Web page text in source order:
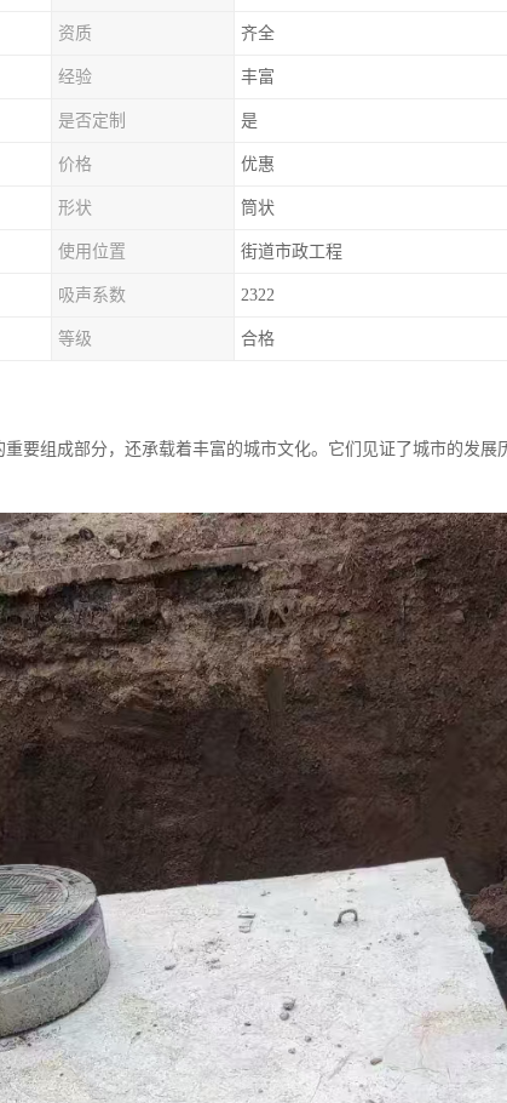
资质 齐全
经验 丰富
是否定制 是
价格 优惠
形状 筒状
使用位置 街道市政工程
吸声系数 2322
等级 合格
要组成部分，还承载着丰富的城市文化。它们见证了城市的发展